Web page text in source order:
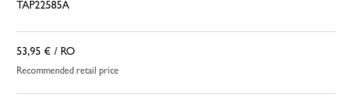
TAP22585A
53,95 € / RO
Recommended retail price